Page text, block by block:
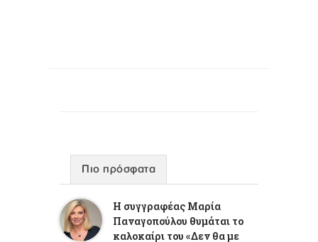
Πιο πρόσφατα
Η συγγραφέας Μαρία
Παναγοπούλου θυμάται το
καλοκαίρι του «Δεν θα με